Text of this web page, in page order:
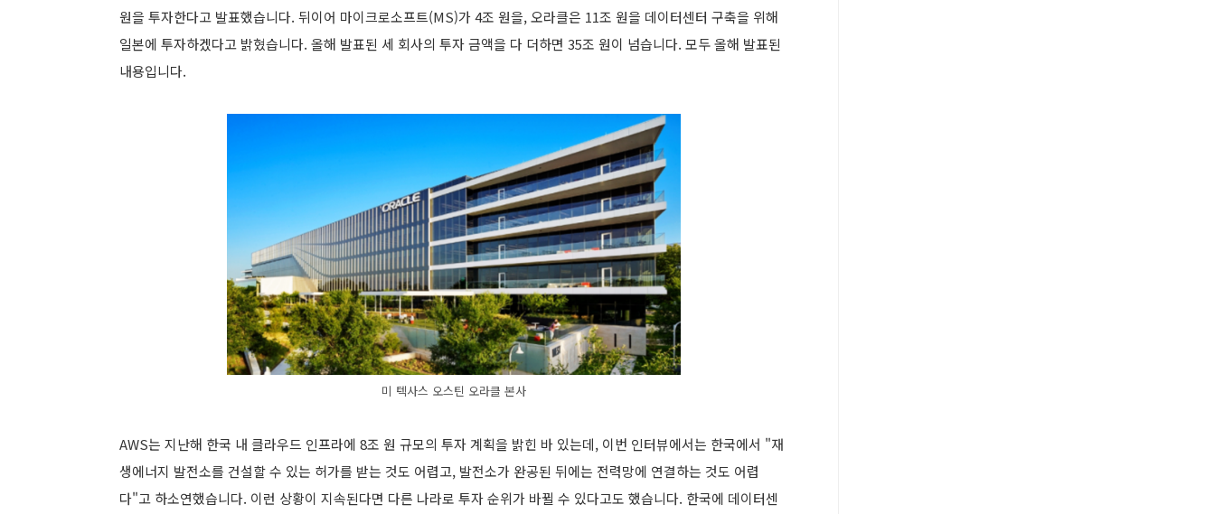
원을 투자한다고 발표했습니다. 뒤이어 마이크로소프트(MS)가 4조 원을, 오라클은 11조 원을 데이터센터 구축을 위해
일본에 투자하겠다고 밝혔습니다. 올해 발표된 세 회사의 투자 금액을 다 더하면 35조 원이 넘습니다. 모두 올해 발표된
내용입니다.
미 텍사스 오스틴 오라클 본사
AWS는 지난해 한국 내 클라우드 인프라에 8조 원 규모의 투자 계획을 밝힌 바 있는데, 이번 인터뷰에서는 한국에서 "재
생에너지 발전소를 건설할 수 있는 허가를 받는 것도 어렵고, 발전소가 완공된 뒤에는 전력망에 연결하는 것도 어렵
다"고 하소연했습니다. 이런 상황이 지속된다면 다른 나라로 투자 순위가 바뀔 수 있다고도 했습니다. 한국에 데이터센